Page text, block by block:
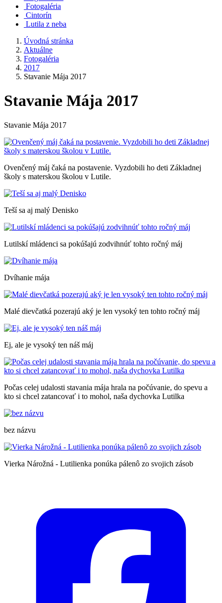
Fotogaléria
Cintorín
Lutila z neba
Úvodná stránka
Aktuálne
Fotogaléria
2017
Stavanie Mája 2017
Stavanie Mája 2017
Stavanie Mája 2017
Ovenčený máj čaká na postavenie. Vyzdobili ho deti Základnej
školy s materskou školou v Lutile.
Teší sa aj malý Denisko
Lutilskí mládenci sa pokúšajú zodvihnúť tohto ročný máj
Dvíhanie mája
Malé dievčatká pozerajú aký je len vysoký ten tohto ročný máj
Ej, ale je vysoký ten náš máj
Počas celej udalosti stavania mája hrala na počúvanie, do spevu a
kto si chcel zatancovať i to mohol, naša dychovka Lutilka
bez názvu
Vierka Nárožná - Lutilienka ponúka pálenô zo svojich zásob